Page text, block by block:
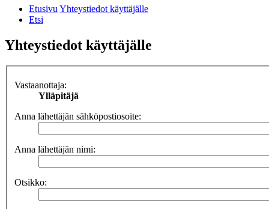
EtusivuYhteystiedot käyttäjälle
Etsi
Yhteystiedot käyttäjälle
Vastaanottaja:
Ylläpitäjä
Anna lähettäjän sähköpostiosoite:
Anna lähettäjän nimi:
Otsikko: